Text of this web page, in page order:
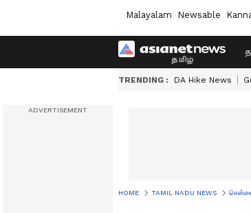
Malayalam Newsable
TRENDING : DA Hike News
HOME TAMIL NADU NEWS